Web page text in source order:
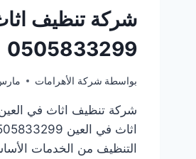
شركة تنظيف
0505833299
بواسطة شركة الأهرامات مارس 11,
شركة تنظيف اثاث في
التنظيف من الخدمات